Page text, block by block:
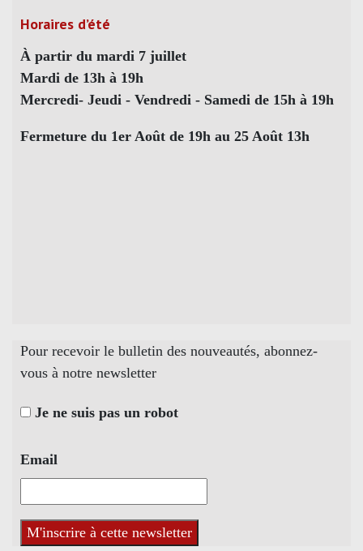
Horaires d’été
À partir du mardi 7 juillet
Mardi de 13h à 19h
Mercredi- Jeudi - Vendredi - Samedi de 15h à 19h
Fermeture du 1er Août de 19h au 25 Août 13h
Pour recevoir le bulletin des nouveautés, abonnez-
vous à notre newsletter
Je ne suis pas un robot
Email